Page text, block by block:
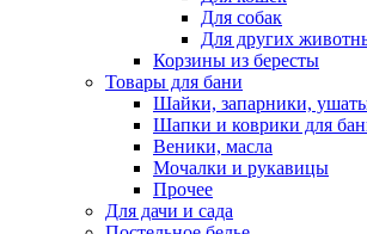
Для собак
Для других
Корзины из бересты
Товары для бани
Шайки, запарники,
Шапки и коврики для
Веники, масла
Мочалки и рукавицы
Прочее
Для дачи и сада